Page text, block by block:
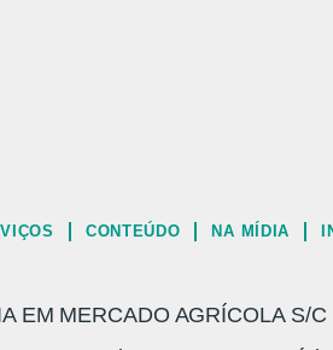
CONTEÚDO NA MÍDIA
EM MERCADO AGRÍCOLA S/